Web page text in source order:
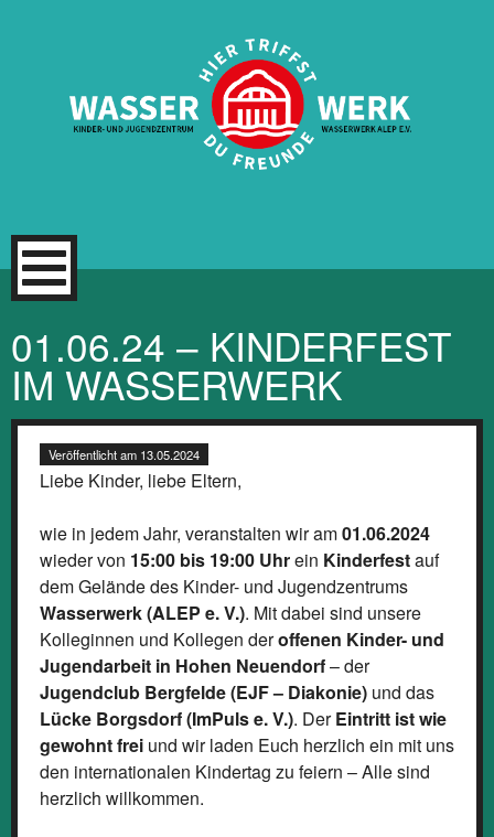
01.06.24 – KINDERFEST
IM WASSERWERK
Veröffentlicht am 13.05.2024
Liebe Kinder, liebe Eltern,
wie in jedem Jahr, veranstalten wir am01.06.2024
wieder von 15:00 bis 19:00 Uhrein Kinderfestauf
dem Gelände des Kinder- und Jugendzentrums
Wasserwerk (ALEP e. V.). Mit dabei sind unsere
Kolleginnen und Kollegen deroffenen Kinder- und
Jugendarbeit in Hohen Neuendorf– der
Jugendclub Bergfelde (EJF – Diakonie) und das
Lücke Borgsdorf (ImPuls e. V.). DerEintritt ist wie
gewohnt frei und wir laden Euch herzlich ein mit uns
den internationalen Kindertag zu feiern – Alle sind
herzlich willkommen.